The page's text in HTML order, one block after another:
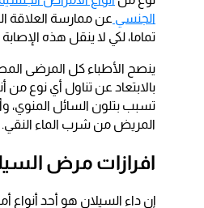
الجنسي عن ممارسة العلاقة
تماما، لكي لا ينقل هذه
ينصح الأطباء كل المرضى
بالابتعاد عن تناول أي نوع من
تسبب بتلون السائل المنوي،
المريض من شرب الماء النقي.
افرازات مرض
إن داء السيلان هو أحد أنواع